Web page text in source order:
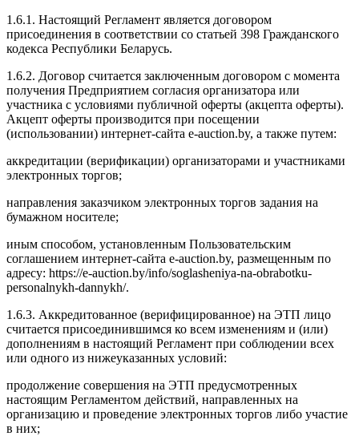
1.6.1. Настоящий Регламент является договором
присоединения в соответствии со статьей 398 Гражданского
кодекса Республики Беларусь.
1.6.2. Договор считается заключенным договором с момента
получения Предприятием согласия организатора или
участника с условиями публичной оферты (акцепта оферты).
Акцепт оферты производится при посещении
(использовании) интернет-сайта e-auction.by, а также путем:
аккредитации (верификации) организаторами и участниками
электронных торгов;
направления заказчиком электронных торгов задания на
бумажном носителе;
иным способом, установленным Пользовательским
соглашением интернет-сайта e-auction.by, размещенным по
адресу: https://e-auction.by/info/soglasheniya-na-obrabotku-
personalnykh-dannykh/.
1.6.3. Аккредитованное (верифицированное) на ЭТП лицо
считается присоединившимся ко всем изменениям и (или)
дополнениям в настоящий Регламент при соблюдении всех
или одного из нижеуказанных условий:
продолжение совершения на ЭТП предусмотренных
настоящим Регламентом действий, направленных на
организацию и проведение электронных торгов либо участие
в них;